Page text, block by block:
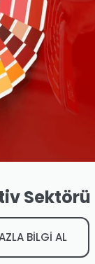
Sektörü
BİLGİ AL